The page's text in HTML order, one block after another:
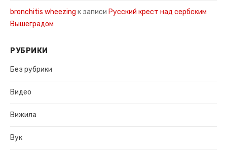
bronchitis wheezing к записи Русский крест над сербским
Вышеградом
РУБРИКИ
Без рубрики
Видео
Вижила
Вук